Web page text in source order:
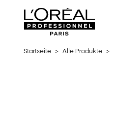
L'Oréal Professionnel
Startseite > Alle Produkte >